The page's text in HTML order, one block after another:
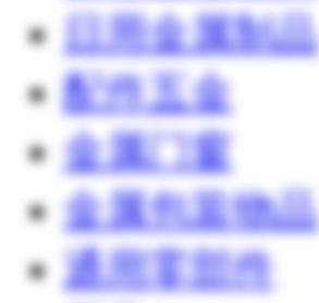
日用金属制品
配件五金
金属门窗
金属包装物品
通用零部件